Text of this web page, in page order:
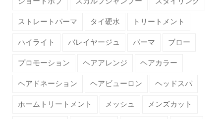
ストレートパーマ
タイ硬水
トリートメント
ハイライト
バレイヤージュ パーマ
ブロー
プロモーション
ヘアアレンジ
ヘアカラー
ヘアドネーション
ヘアビューロン
ヘッドスパ
ホームトリートメント
メッシュ
メンズカット